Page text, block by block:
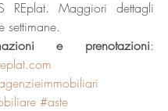
REplat. Maggiori dettagli
settimane.
e prenotazioni
#aste